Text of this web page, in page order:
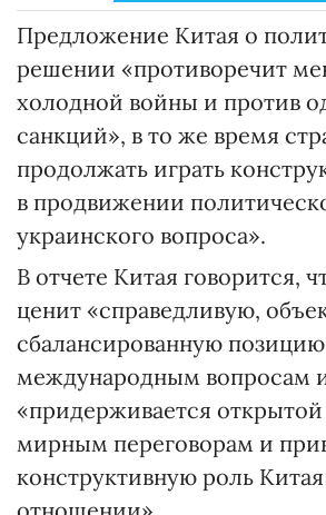
Предложение Китая о
решении «противоречит
холодной войны и против
санкций», в то же время
продолжать играть
в продвижении
украинского вопроса».
В отчете Китая говорится,
ценит «справедливую,
сбалансированную
международным вопросам
«придерживается
мирным переговорам и
конструктивную роль